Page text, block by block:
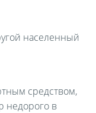
населенный
средством,
недорого в